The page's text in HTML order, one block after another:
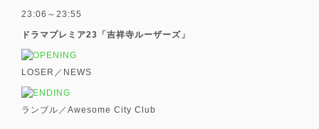
23:06～23:55
ドラマプレミア23「吉祥寺ルーザーズ」
LOSER／NEWS
ランブル／Awesome City Club